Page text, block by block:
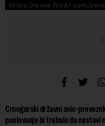
https://www.flickr.com/
Crnogorski državni avio-
poslovanje bi trebalo da nastavi